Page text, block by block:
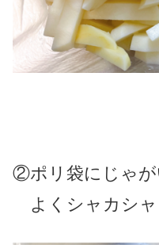
②ポリ袋にじゃ
よくシャカシャ